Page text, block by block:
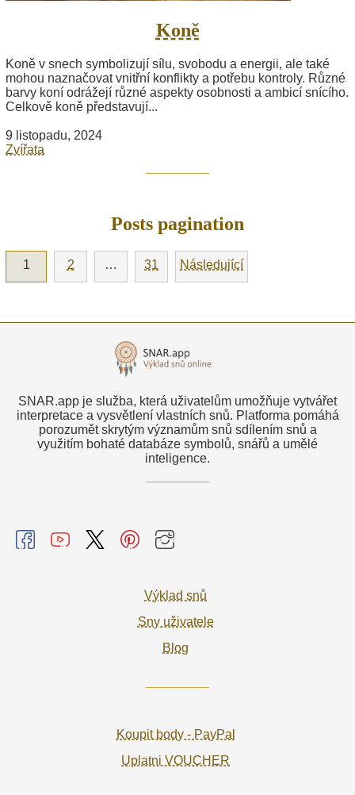
Koně
Koně v snech symbolizují sílu, svobodu a energii, ale také
mohou naznačovat vnitřní konflikty a potřebu kontroly. Různé
barvy koní odrážejí různé aspekty osobnosti a ambicí snícího.
Celkově koně představují...
9 listopadu, 2024
Zvířata
Posts pagination
1 2 … 31 Následující
SNAR.app je služba, která uživatelům umožňuje vytvářet
interpretace a vysvětlení vlastních snů. Platforma pomáhá
porozumět skrytým významům snů sdílením snů a
využitím bohaté databáze symbolů, snářů a umělé
inteligence.
Výklad snů
Sny uživatele
Blog
Koupit body - PayPal
Uplatni VOUCHER